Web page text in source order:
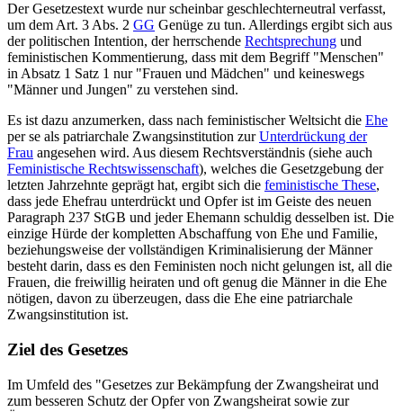
Der Gesetzestext wurde nur scheinbar geschlechterneutral verfasst,
um dem Art. 3 Abs. 2 GG Genüge zu tun. Allerdings ergibt sich aus
der politischen Intention, der herrschende Rechtsprechung und
feministischen Kommentierung, dass mit dem Begriff "Menschen"
in Absatz 1 Satz 1 nur "Frauen und Mädchen" und keineswegs
"Männer und Jungen" zu verstehen sind.
Es ist dazu anzumerken, dass nach feministischer Weltsicht die Ehe
per se als patriarchale Zwangsinstitution zurUnterdrückung der
Frau angesehen wird. Aus diesem Rechtsverständnis (siehe auch
Feministische Rechtswissenschaft), welches die Gesetzgebung der
letzten Jahrzehnte geprägt hat, ergibt sich die feministische These,
dass jede Ehefrau unterdrückt und Opfer ist im Geiste des neuen
Paragraph 237 StGB und jeder Ehemann schuldig desselben ist. Die
einzige Hürde der kompletten Abschaffung von Ehe und Familie,
beziehungsweise der vollständigen Kriminalisierung der Männer
besteht darin, dass es den Feministen noch nicht gelungen ist, all die
Frauen, die freiwillig heiraten und oft genug die Männer in die Ehe
nötigen, davon zu überzeugen, dass die Ehe eine patriarchale
Zwangsinstitution ist.
Ziel des Gesetzes
Im Umfeld des "Gesetzes zur Bekämpfung der Zwangsheirat und
zum besseren Schutz der Opfer von Zwangsheirat sowie zur